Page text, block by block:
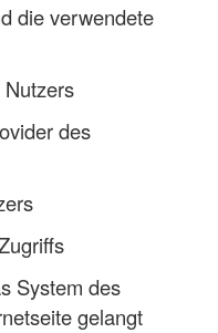
die verwendete
des
System des
gelangt